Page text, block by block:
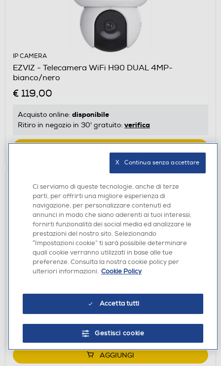
IP CAMERA
EZVIZ - Telecamera WiFi H90 DUAL 4MP-
bianco/nero
€ 119,00
Acquisto online: disponibile
Ritiro in negozio in 30' gratuito: verifica
IP CAMERA
EZVIZ - Videocitofono 4K analisi vene palmari HP7
Acquisto online:disponibile
Ritiro in negozio in 30' gratuito:verifica
AGGIUNGI
Ci serviamo di queste tecnologie, anche di terze
parti, per offrirti una migliore esperienza di
navigazione, per personalizzare contenuti ed
annunci in modo che siano aderenti ai tuoi interessi,
fornirti funzionalità dei social media ed analizzare le
prestazioni del nostro sito. Selezionando
“Impostazioni cookie” ti sarà possibile determinare
quali cookie verranno utilizzati in base alle tue
preferenze. Consulta la nostra cookie policy per
ulteriori informazioni. Cookie Policy
Accetta tutti
Gestisci cookie
X   Continua senza accettare